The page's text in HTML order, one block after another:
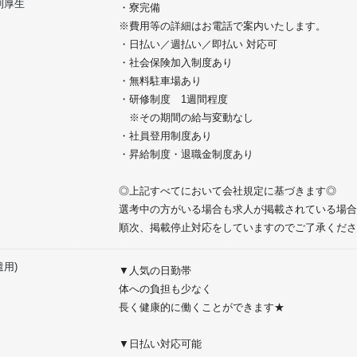
厚生
・寮完備
※費用等の詳細はお電話で案内いたします。
・日払い／週払い／即払い 対応可
・社会保険加入制度あり
・無料駐車場あり
・研修制度 1週間程度
※その期間の給与変動なし
・社員登用制度あり
・昇給制度・退職金制度あり
◎上記すべてにおいて会社規定に基づきます◎
選考中の方がいる場合も求人が掲載されている場
順次、掲載停止対応をしていますのでご了承くだ
用)
▼人気の日勤帯
体への負担も少なく
長く健康的に働くことができます★
▼日払い対応可能